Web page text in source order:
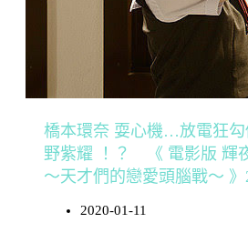
橋本環奈 耍心機…放電狂勾
野紫耀 ！？ 《 電影版 輝
～天才們的戀愛頭腦戰～
2020-01-11